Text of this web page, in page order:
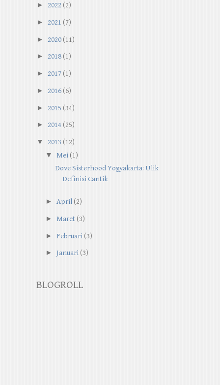
► 2022 (2)
► 2021 (7)
► 2020 (11)
► 2018 (1)
► 2017 (1)
► 2016 (6)
► 2015 (34)
► 2014 (25)
▼
2013 (12)
▼
Mei (1)
Dove Sisterhood Yogyakarta: Ulik
Definisi Cantik
► April (2)
► Maret (3)
► Februari (3)
► Januari (3)
BLOGROLL